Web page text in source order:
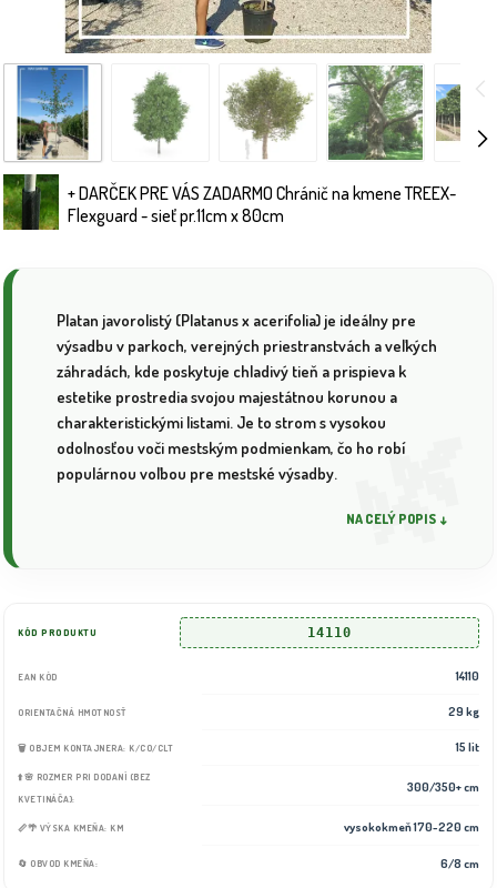
+ DARČEK PRE VÁS ZADARMO Chránič na kmene TREEX-
Flexguard - sieť pr.11cm x 80cm
Platan javorolistý (Platanus x acerifolia) je ideálny pre
výsadbu v parkoch, verejných priestranstvách a veľkých
záhradách, kde poskytuje chladivý tieň a prispieva k
estetike prostredia svojou majestátnou korunou a
charakteristickými listami. Je to strom s vysokou
odolnosťou voči mestským podmienkam, čo ho robí
populárnou voľbou pre mestské výsadby.
NA CELÝ POPIS ↓
KÓD PRODUKTU 14110
EAN KÓD 14110
ORIENTAČNÁ HMOTNOSŤ 29 kg
🗑️ OBJEM KONTAJNERA: K/CO/CLT 15 lit
⬆️🌸 ROZMER PRI DODANÍ (BEZ
KVETINÁČA):
300/350+ cm
📏🌴 VÝSKA KMEŇA: KM vysokokmeň 170-220 cm
🔄 OBVOD KMEŇA: 6/8 cm